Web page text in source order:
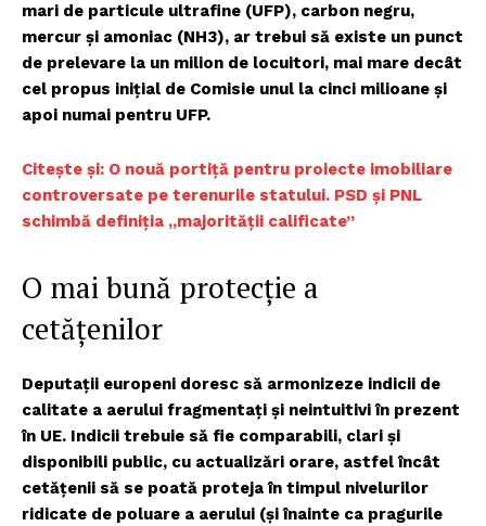
mari de particule ultrafine (UFP), carbon negru,
mercur și amoniac (NH3), ar trebui să existe un punct
de prelevare la un milion de locuitori, mai mare decât
cel propus inițial de Comisie unul la cinci milioane și
apoi numai pentru UFP.
Citește și: O nouă portiță pentru proiecte imobiliare
controversate pe terenurile statului. PSD și PNL
schimbă definiția „majorității calificate”
O mai bună protecție a
cetățenilor
Deputații europeni doresc să armonizeze indicii de
calitate a aerului fragmentați și neintuitivi în prezent
în UE. Indicii trebuie să fie comparabili, clari și
disponibili public, cu actualizări orare, astfel încât
cetățenii să se poată proteja în timpul nivelurilor
ridicate de poluare a aerului (și înainte ca pragurile